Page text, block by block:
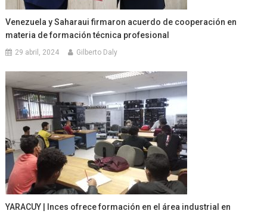
Venezuela y Saharaui firmaron acuerdo de cooperación en
materia de formación técnica profesional
29 abril, 2024 Gilberto Daly
YARACUY | Inces ofrece formación en el área industrial en